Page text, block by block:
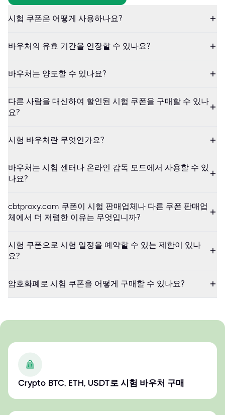
시험 쿠폰은 어떻게 사용하나요?
바우처의 유효 기간을 연장할 수 있나요?
바우처는 양도할 수 있나요?
다른 사람을 대신하여 할인된 시험 쿠폰을 구매할 수 있나
요?
시험 바우처란 무엇인가요?
바우처는 시험 센터나 온라인 감독 모드에서 사용할 수 있
나요?
cbtproxy.com 쿠폰이 시험 판매업체나 다른 쿠폰 판매업
체에서 더 저렴한 이유는 무엇입니까?
시험 쿠폰으로 시험 일정을 예약할 수 있는 제한이 있나
요?
암호화폐로 시험 쿠폰을 어떻게 구매할 수 있나요?
Crypto BTC, ETH, USDT로 시험 바우처 구매